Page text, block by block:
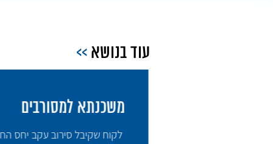
עוד בנושא >>
משכנתא למסורבים
לקוח שקיבל סירוב עקב יחס החזר